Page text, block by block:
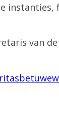
instanties,
van